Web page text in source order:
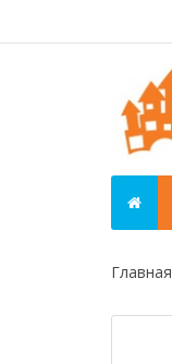
Главная